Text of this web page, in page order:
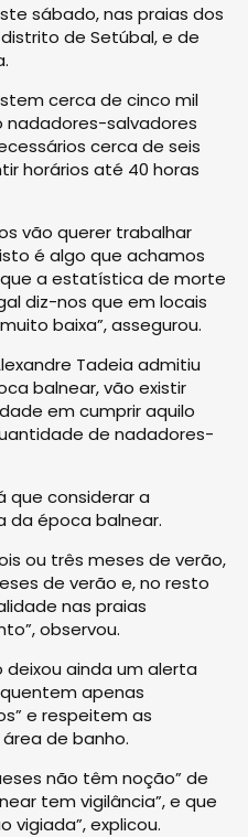
sábado, nas praias dos
de Setúbal, e de
cerca de cinco mil
salvadores
cerca de seis
horários até 40 horas
vão querer trabalhar
é algo que achamos
a estatística de morte
diz-nos que em locais
baixa”, assegurou.
Tadeia admitiu
balnear, vão existir
em cumprir aquilo
de nadadores-
que considerar a
da época balnear.
ou três meses de verão,
de verão e, no resto
nas praias
observou.
ainda um alerta
apenas
e respeitem as
de banho.
não têm noção” de
tem vigilância”, e que
vigiada”, explicou.